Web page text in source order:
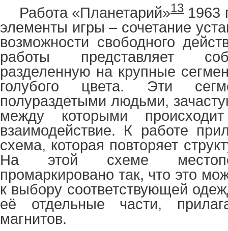
Работа «Планетарий»13 1963
элементы игры – сочетание
возможности свободного
работы представляет
разделенную на крупные
голубого цвета. Эти
полураздетыми людьми,
между которыми
взаимодействие. К работе
схема, которая повторяет
На этой схеме
промаркировано так, что это
к выбору соответствующей
её отдельные части,
магнитов.